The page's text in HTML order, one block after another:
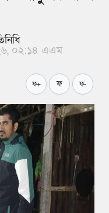
০২:১৪ এএম
ফ+ ফ ফ-